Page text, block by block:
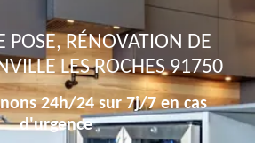
POSE, RÉNOVATION DE
LES ROCHES 91750
24h/24 sur 7j/7 en cas
d'urgence